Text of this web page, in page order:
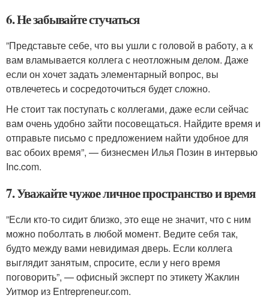
6. Не забывайте стучаться
”Представьте себе, что вы ушли с головой в работу, а к
вам вламывается коллега с неотложным делом. Даже
если он хочет задать элементарный вопрос, вы
отвлечетесь и сосредоточиться будет сложно.
Не стоит так поступать с коллегами, даже если сейчас
вам очень удобно зайти посовещаться. Найдите время и
отправьте письмо с предложением найти удобное для
вас обоих время”, — бизнесмен Илья Позин в интервью
Inc.com.
7. Уважайте чужое личное пространство и время
”Если кто-то сидит близко, это еще не значит, что с ним
можно поболтать в любой момент. Ведите себя так,
будто между вами невидимая дверь. Если коллега
выглядит занятым, спросите, если у него время
поговорить”, — офисный эксперт по этикету Жаклин
Уитмор из Entrepreneur.com.